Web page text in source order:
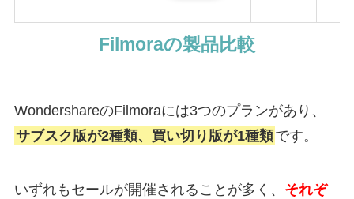
Filmoraの製品比較
WondershareのFilmoraには3つのプランがあり、
サブスク版が2種類、買い切り版が1種類です。
いずれもセールが開催されることが多く、 それぞ